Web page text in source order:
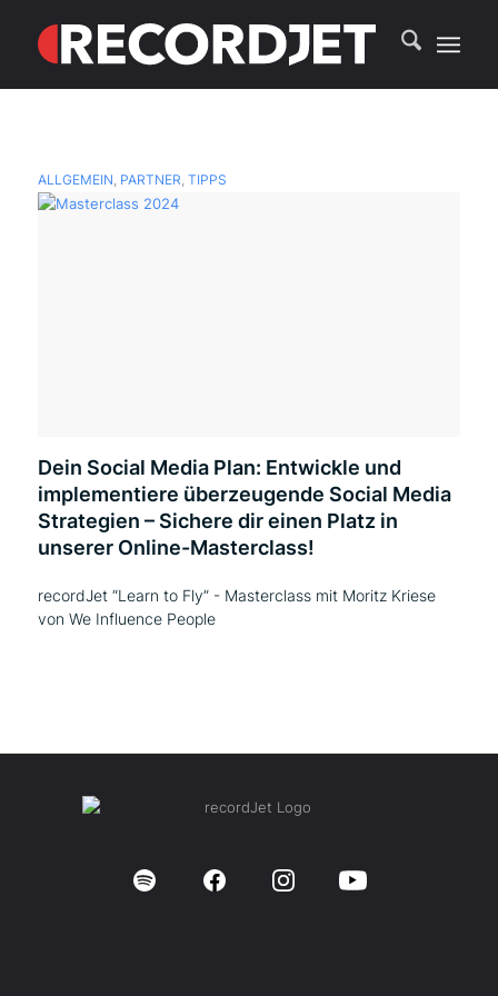
ALLGEMEIN, PARTNER, TIPPS
Dein Social Media Plan: Entwickle und
implementiere überzeugende Social Media
Strategien – Sichere dir einen Platz in
unserer Online-Masterclass!
recordJet “Learn to Fly” - Masterclass mit Moritz Kriese
von We Influence People